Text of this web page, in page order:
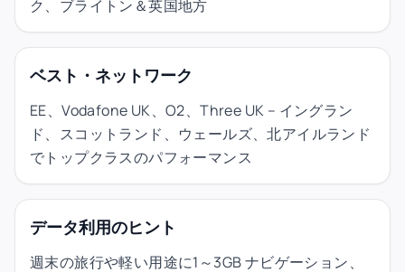
ク、ブライトン＆英国地方
ベスト・ネットワーク
EE、Vodafone UK、O2、Three UK – イングラン
ド、スコットランド、ウェールズ、北アイルランド
でトップクラスのパフォーマンス
データ利用のヒント
週末の旅行や軽い用途に1～3GB ナビゲーション、